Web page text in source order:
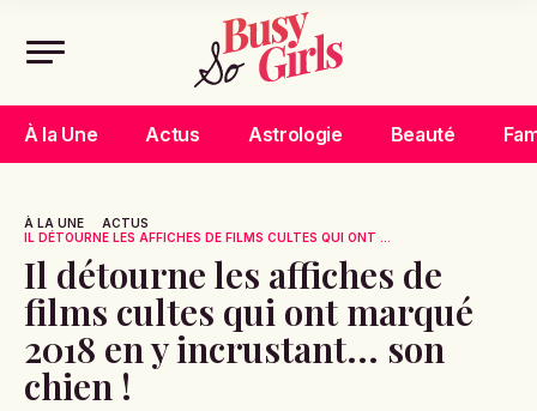
À la Une Actus Astrologie Beauté
À LA UNE
ACTUS
IL DÉTOURNE LES AFFICHES DE FILMS CULTES QUI ONT ...
Il détourne les affiches de
films cultes qui ont marqué
2018 en y incrustant... son
chien !